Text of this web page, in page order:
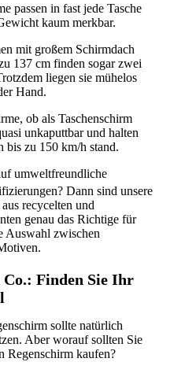
passen in fast jede Tasche
kaum merkbar.
mit großem Schirmdach
137 cm finden sogar zwei
liegen sie mühelos
Hand.
ob als Taschenschirm
unkaputtbar und halten
bis zu 150 km/h stand.
umweltfreundliche
Dann sind unsere
recycelten und
genau das Richtige für
Auswahl zwischen
Finden Sie Ihr
sollte natürlich
Aber worauf sollten Sie
Regenschirm kaufen?